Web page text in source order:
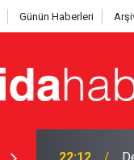
Günün Haberleri